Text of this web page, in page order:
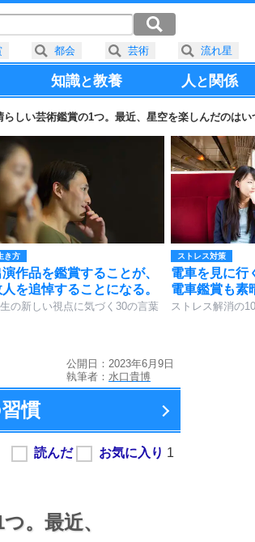
知識と教養 人と 関係
しい芸術鑑賞の1つ。最近、星空を楽しんだのはい
き方
演作品を鑑賞することが、
を追悼することになる。
の新しい視点に気づく30の言葉
ストレス対策
電車を見に行
電車鑑賞も素
ストレス解消の
公開日：2023年6月9日
執筆者： 水口貴博
慣
。 最近、
都会 芸術 流れ星